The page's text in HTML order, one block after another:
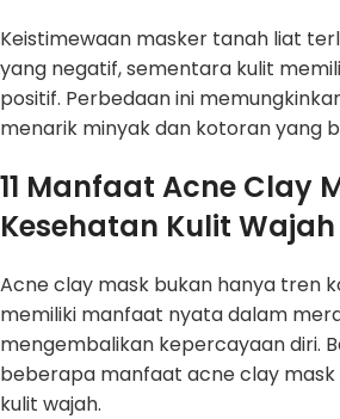
Keistimewaan masker tanah liat
yang negatif, sementara kulit
positif. Perbedaan ini
menarik minyak dan kotoran yang
11 Manfaat Acne Clay
Kesehatan Kulit Wajah
Acne clay mask bukan hanya tren
memiliki manfaat nyata dalam
mengembalikan kepercayaan diri.
beberapa manfaat acne clay
kulit wajah.